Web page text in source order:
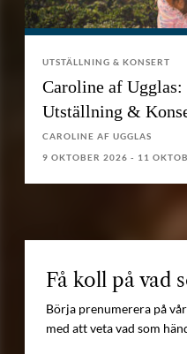
UTSTÄLLNING & KONSERT
Caroline af
Utställning &
CAROLINE AF UGGLAS
9 OKTOBER 2026 - 11
Få koll på vad
Börja prenumerera på
med att veta vad som